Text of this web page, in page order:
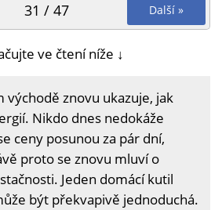
Další »
31 / 47
ve čtení níže ↓
východě znovu ukazuje, jak
Nikdo dnes nedokáže
ceny posunou za pár dní,
proto se znovu mluví o
Jeden domácí kutil
být překvapivě jednoduchá.